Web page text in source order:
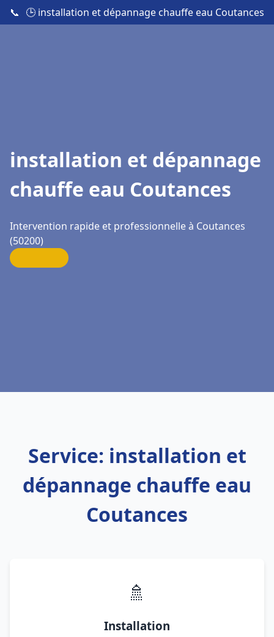
📞 🕒 installation et dépannage chauffe eau Coutances
installation et dépannage
chauffe eau Coutances
Intervention rapide et professionnelle à Coutances
(50200)
Service: installation et
dépannage chauffe eau
Coutances
🚿
Installation